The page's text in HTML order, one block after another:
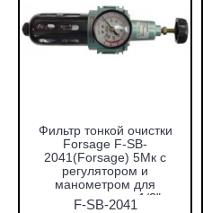
Фильтр тонкой очистки
Forsage F-SB-
2041(Forsage) 5Мк с
регулятором и
манометром для
пневмосистем 1/2"
F-SB-2041